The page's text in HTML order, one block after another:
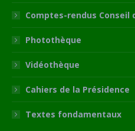
Comptes-rendus Conseil
Photothèque
Vidéothèque
Cahiers de la Présidence
Textes fondamentaux